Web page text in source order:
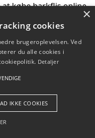
købe barkflis online
i Aarhus
Aps
Betingelser
×
cookies
brugeroplevelsen. Ved
du alle cookies i
Detaljer
IKKE COOKIES